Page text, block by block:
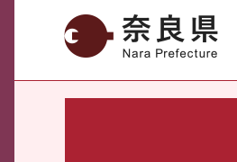
奈良県